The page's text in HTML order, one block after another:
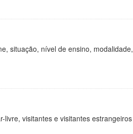
situação, nível de ensino,
visitantes e visitantes